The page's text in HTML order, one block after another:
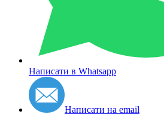
Написати в Whatsapp
Написати на email